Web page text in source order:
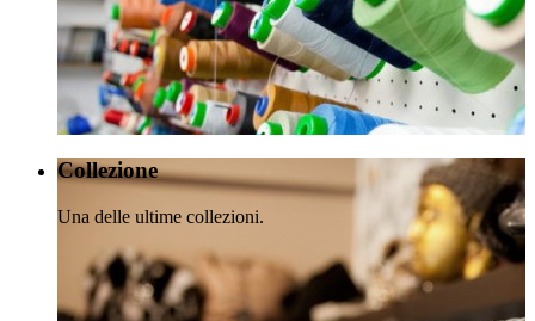
Collezione
Una delle ultime collezioni.